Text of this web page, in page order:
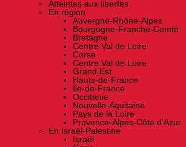
Atteintes aux libertés
En région
Auvergne-Rhône-Alpes
Bourgogne-Franche-Comté
Bretagne
Centre Val de Loire
Corse
Centre Val de Loire
Grand Est
Hauts-de-France
Île-de-France
Occitanie
Nouvelle-Aquitaine
Pays de la Loire
Provence-Alpes-Côte d'Azur
En Israël-Palestine
Israël